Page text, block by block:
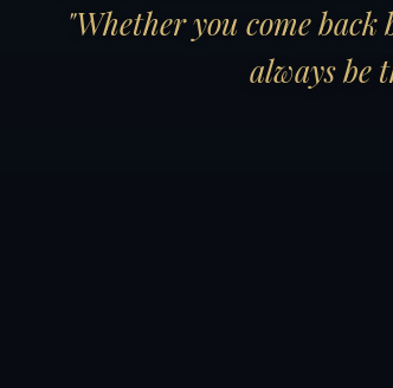
"Whether you come
always be